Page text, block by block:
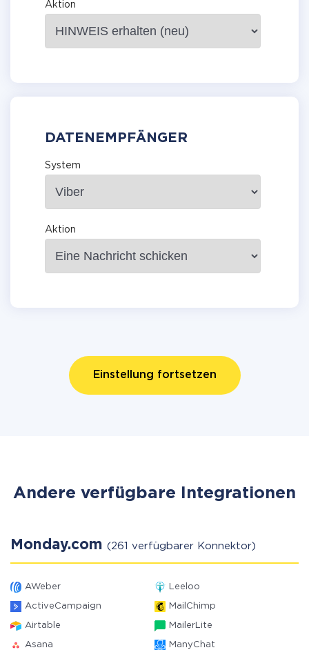
Aktion
DATENEMPFÄNGER
System
Aktion
Einstellung fortsetzen
Andere verfügbare Integrationen
Monday.com (261 verfügbarer Konnektor)
AWeber Leeloo
ActiveCampaign MailChimp
Airtable MailerLite
Asana ManyChat